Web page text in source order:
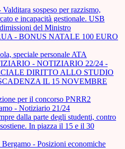
sospeso per razzismo,
e incapacità gestionale. USB
del Ministro
- BONUS NATALE 100 EURO
speciale personale ATA
- NOTIZIARIO 22/24 -
DIRITTO ALLO STUDIO
IL 15 NOVEMBRE
per il concorso PNRR2
- Notiziario 21/24
dalla parte degli studenti, contro
In piazza il 15 e il 30
- Posizioni economiche